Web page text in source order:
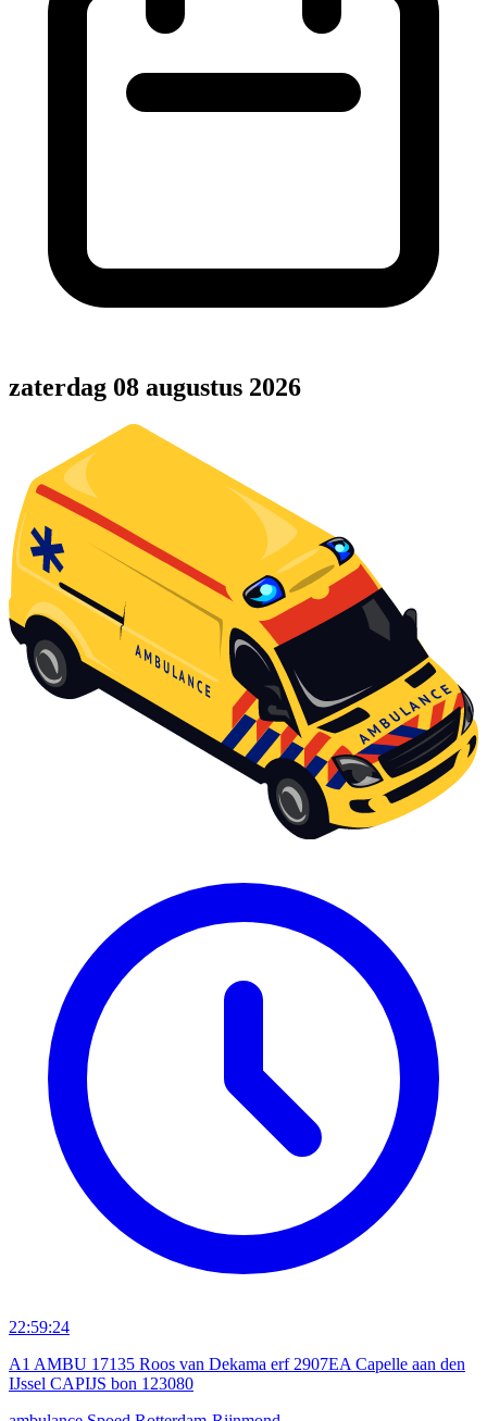
zaterdag 08 augustus 2026
22:59:24
A1 AMBU 17135 Roos van Dekama erf 2907EA Capelle aan den
IJssel CAPIJS bon 123080